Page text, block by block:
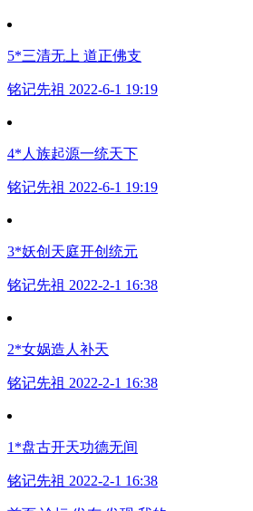
5*三清无上 道正佛支
铭记先祖 2022-6-1 19:19
4*人族起源一统天下
铭记先祖 2022-6-1 19:19
3*妖创天庭开创统元
铭记先祖 2022-2-1 16:38
2*女娲造人补天
铭记先祖 2022-2-1 16:38
1*盘古开天功德无间
铭记先祖 2022-2-1 16:38